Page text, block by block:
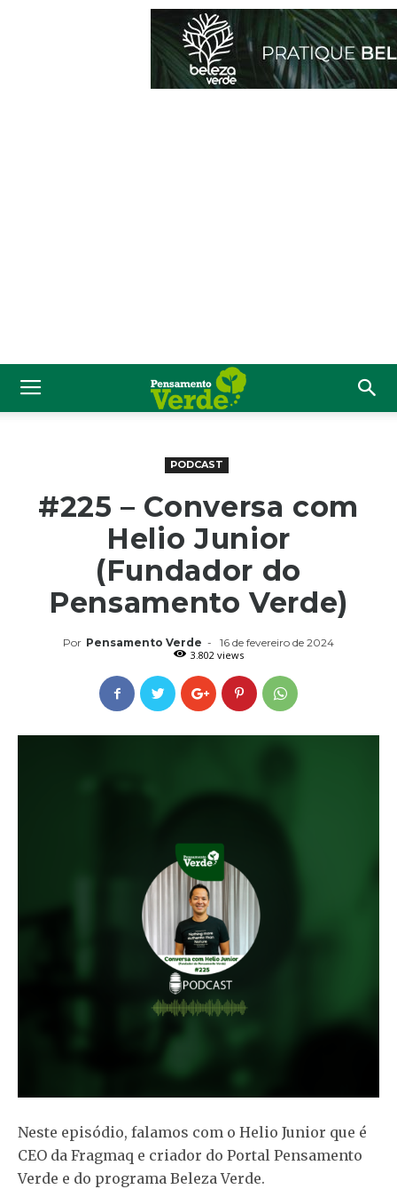
PODCAST
#225 – Conversa com
Helio Junior
(Fundador do
Pensamento Verde)
Por Pensamento Verde -
16 de fevereiro de 2024
3.802 views
Neste episódio, falamos com o Helio Junior que é
CEO da Fragmaq e criador do Portal Pensamento
Verde e do programa Beleza Verde.